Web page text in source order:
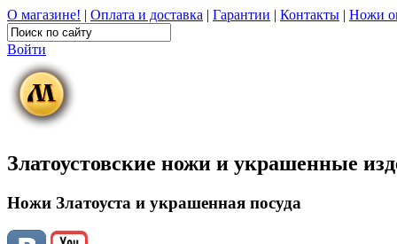
О магазине! | Оплата и доставка | Гарантии | Контакты | Ножи
Войти
Златоустовские ножи и украшенные
Ножи Златоуста и украшенная посуда